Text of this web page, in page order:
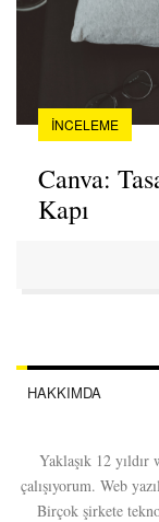
İNCELEME
Canva:
Kapı
HAKKIMDA
Yaklaşık 12 yıldır
çalışıyorum. Web
Birçok şirkete